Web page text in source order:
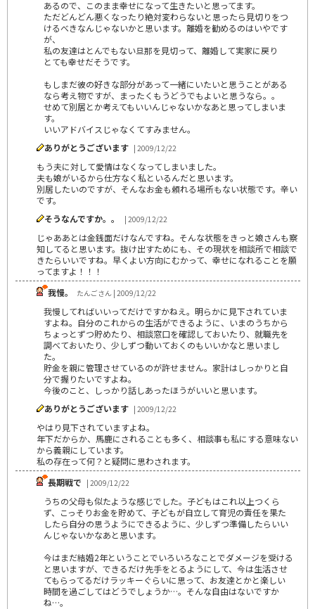
あるので、このまま幸せになって生きたいと思ってます。
ただどんどん悪くなったり絶対変わらないと思ったら見切りをつ
けるべきなんじゃないかと思います。離婚を勧めるのはいやです
が、
私の友達はとんでもない旦那を見切って、離婚して実家に戻り
とても幸せだそうです。
もしまだ彼の好きな部分があって一緒にいたいと思うことがある
なら考え物ですが、まったくもうどうでもよいと思うなら。。
せめて別居とか考えてもいいんじゃないかなあと思ってしまいま
す。
いいアドバイスじゃなくてすみません。
ありがとうございます | 2009/12/22
もう夫に対して愛情はなくなってしまいました。
夫も娘がいるから仕方なく私といるんだと思います。
別居したいのですが、そんなお金も頼れる場所もない状態です。辛い
です。
そうなんですか。。
| 2009/12/22
じゃああとは金銭面だけなんですね。そんな状態をきっと娘さんも察
知してると思います。抜け出すためにも、その現状を相談所で相談で
きたらいいですね。早くよい方向にむかって、幸せになれることを願
ってますよ！！！
我慢。
たんごさん | 2009/12/22
我慢してればいいってだけですかねえ。明らかに見下されていま
すよね。自分のこれからの生活ができるように、いまのうちから
ちょっとずつ貯めたり、相談窓口を確認しておいたり、就職先を
調べておいたり、少しずつ動いておくのもいいかなと思いまし
た。
貯金を親に管理させているのが許せません。家計はしっかりと自
分で握りたいですよね。
今後のこと、しっかり話しあったほうがいいと思います。
ありがとうございます | 2009/12/22
やはり見下されていますよね。
年下だからか、馬鹿にされることも多く、相談事も私にする意味ない
から義親にしています。
私の存在って何？と疑問に思わされます。
長期戦で | 2009/12/22
うちの父母も似たような感じでした。子どもはこれ以上つくら
ず、こっそりお金を貯めて、子どもが自立して育児の責任を果た
したら自分の思うようにできるように、少しずつ準備したらいい
んじゃないかなあと思います。
今はまだ結婚2年ということでいろいろなことでダメージを受ける
と思いますが、できるだけ先手をとるようにして、今は生活させ
てもらってるだけラッキーぐらいに思って、お友達とかと楽しい
時間を過ごしてはどうでしょうか…。そんな自由はないですか
ね…。